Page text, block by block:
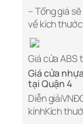
– Tổng giá
về kích
Giá cửa ABS
Giá cửa
tại Quận 4
Diễn
kínhKích